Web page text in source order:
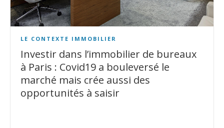
LE CONTEXTE IMMOBILIER
Investir dans l’immobilier de bureaux
à Paris : Covid19 a bouleversé le
marché mais crée aussi des
opportunités à saisir